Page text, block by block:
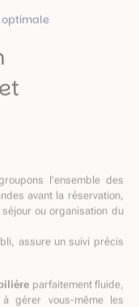
optimale
l’ensemble des
avant la réservation,
ou organisation du
assure un suivi précis
parfaitement fluide,
gérer vous-même les